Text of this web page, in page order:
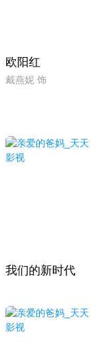
欧阳红
戴燕妮 饰
我们的新时代